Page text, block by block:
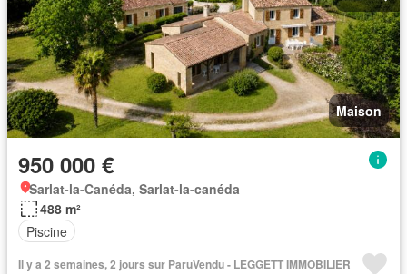
Maison
950 000 €
Sarlat-la-Canéda, Sarlat-la-canéda
488 m²
Piscine
Il y a 2 semaines, 2 jours sur ParuVendu - LEGGETT IMMOBILIER